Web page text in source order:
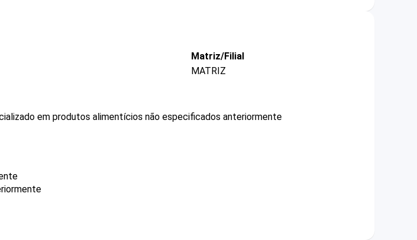
Matriz/Filial
MATRIZ
em produtos alimentícios não especificados anteriormente